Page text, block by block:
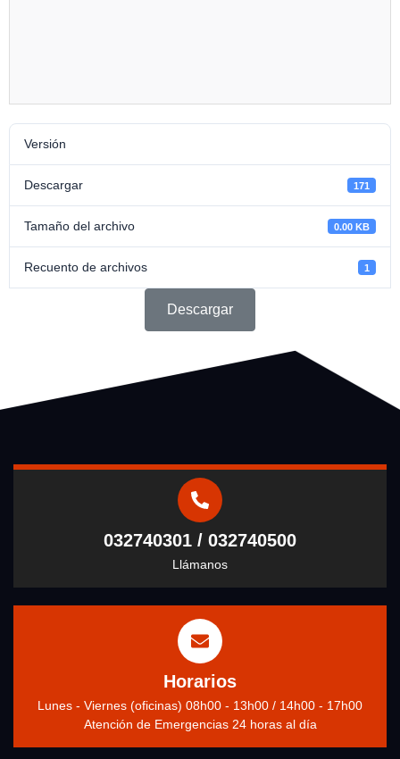
Versión
Descargar 171
Tamaño del archivo 0.00 KB
Recuento de archivos 1
Descargar
032740301 / 032740500
Llámanos
Horarios
Lunes - Viernes (oficinas) 08h00 - 13h00 / 14h00 - 17h00
Atención de Emergencias 24 horas al día